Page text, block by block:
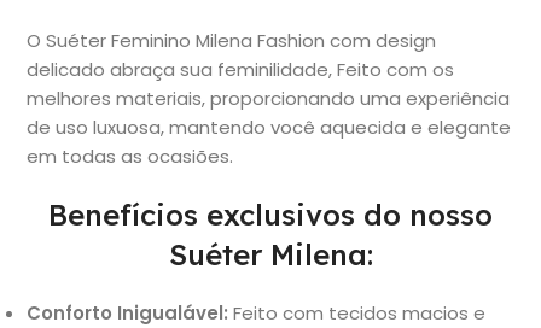
O Suéter Feminino Milena Fashion com design
delicado abraça sua feminilidade, Feito com os
melhores materiais, proporcionando uma experiência
de uso luxuosa, mantendo você aquecida e elegante
em todas as ocasiões.
Benefícios exclusivos do nosso
Suéter Milena:
Conforto Inigualável: Feito com tecidos macios e